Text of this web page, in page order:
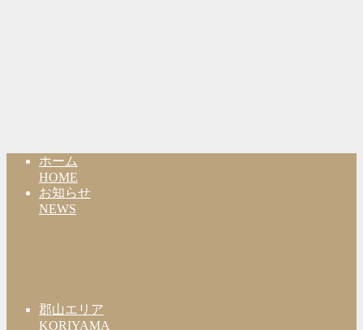
ホーム
HOME
お知らせ
NEWS
郡山エリア
KORIYAMA